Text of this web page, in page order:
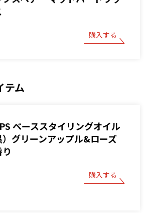
購入する
テム
ベーススタイリングオイル
）グリーンアップル&ローズ
購入する